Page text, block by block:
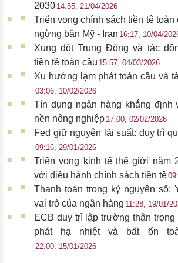
2030 14:55, 21/04/2026
Triển vọng chính sách tiền tệ toàn
ngừng bắn Mỹ - Iran 16:17, 10/04/
Xung đột Trung Đông và tác
tiền tệ toàn cầu 15:57, 04/03/2026
Xu hướng lạm phát toàn cầu và
03:06, 10/02/2026
Tín dụng ngân hàng khẳng định
nền nông nghiệp 17:00, 02/02/2026
Fed giữ nguyên lãi suất: duy trì
09:16, 29/01/2026
Triển vọng kinh tế thế giới năm
với điều hành chính sách tiền tệ
Thanh toán trong kỷ nguyên số:
vai trò của ngân hàng 11:28, 19/01/
ECB duy trì lập trường thận
phát hạ nhiệt và bất ổn
22:00, 15/01/2026